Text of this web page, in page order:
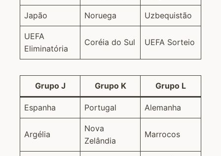
Japão Noruega Uzbequistão
UEFA
Eliminatória
Coréia do Sul UEFA Sorteio
Grupo J Grupo K Grupo L
Espanha Portugal Alemanha
Argélia
Nova
Zelândia
Marrocos